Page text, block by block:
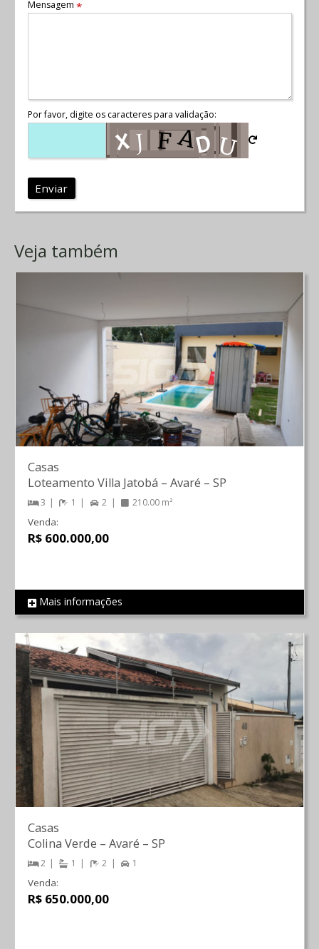
Mensagem *
Por favor, digite os caracteres para validação:
Enviar
Veja também
REF 2155
Casas
Loteamento Villa Jatobá – Avaré – SP
3 1 2 210.00 m²
Venda:
R$ 600.000,00
Mais informações
Casas
Colina Verde – Avaré – SP
2 1 2 1
Venda:
R$ 650.000,00